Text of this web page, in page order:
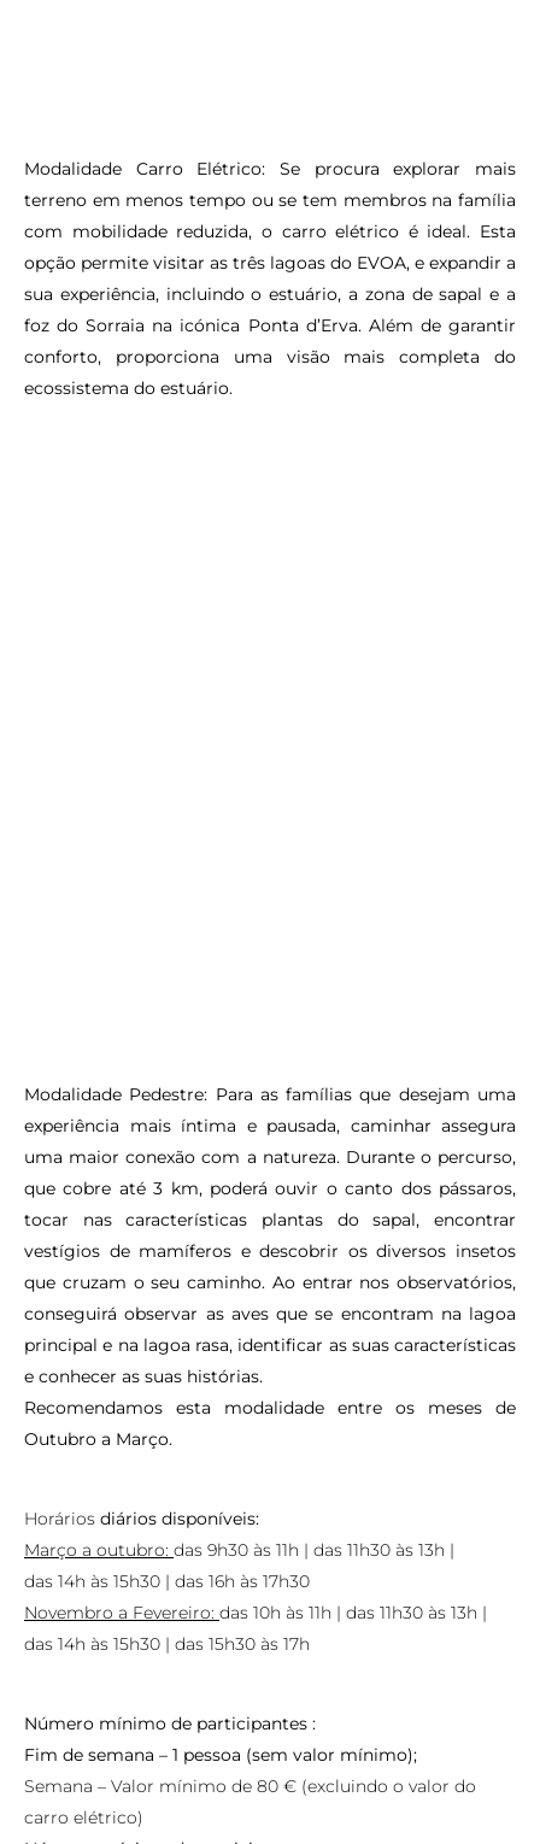
Modalidade Carro Elétrico: Se procura explorar mais
terreno em menos tempo ou se tem membros na família
com mobilidade reduzida, o carro elétrico é ideal. Esta
opção permite visitar as três lagoas do EVOA, e expandir a
sua experiência, incluindo o estuário, a zona de sapal e a
foz do Sorraia na icónica Ponta d’Erva. Além de garantir
conforto, proporciona uma visão mais completa do
ecossistema do estuário.
Modalidade Pedestre: Para as famílias que desejam uma
experiência mais íntima e pausada, caminhar assegura
uma maior conexão com a natureza. Durante o percurso,
que cobre até 3 km, poderá ouvir o canto dos pássaros,
tocar nas características plantas do sapal, encontrar
vestígios de mamíferos e descobrir os diversos insetos
que cruzam o seu caminho. Ao entrar nos observatórios,
conseguirá observar as aves que se encontram na lagoa
principal e na lagoa rasa, identificar as suas características
e conhecer as suas histórias.
Recomendamos esta modalidade entre os meses de
Outubro a Março.
Horários diários disponíveis:
Março a outubro: das 9h30 às 11h | das 11h30 às 13h |
das 14h às 15h30 | das 16h às 17h30
Novembro a Fevereiro: das 10h às 11h | das 11h30 às 13h |
das 14h às 15h30 | das 15h30 às 17h
Número mínimo de participantes :
Fim de semana – 1 pessoa (sem valor mínimo);
Semana – Valor mínimo de 80 € (excluindo o valor do
carro elétrico)